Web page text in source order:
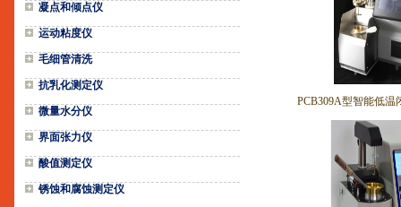
凝点和倾点仪
运动粘度仪
毛细管清洗
抗乳化测定仪
微量水分仪
界面张力仪
酸值测定仪
锈蚀和腐蚀测定仪
PCB309A型智能低温